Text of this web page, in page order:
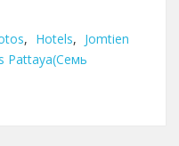
, Hotels, Jomtien
Pattaya(Семь